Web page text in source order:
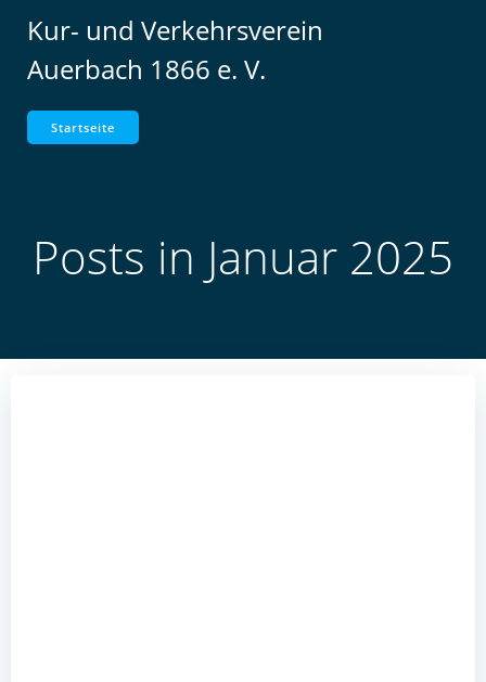
Inhalt
springen
Kur- und Verkehrsverein
Auerbach 1866 e. V.
Startseite
Posts in Januar 2025